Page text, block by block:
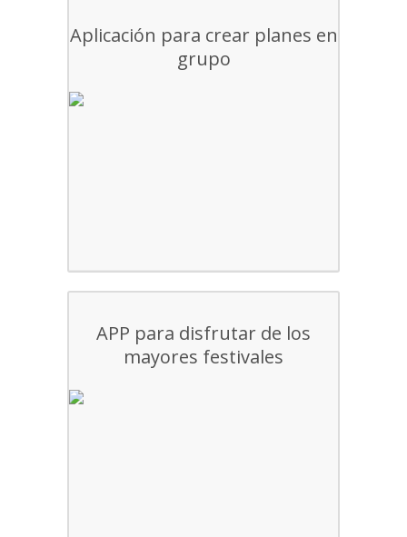
Aplicación para crear planes en
grupo
APP para disfrutar de los
mayores festivales